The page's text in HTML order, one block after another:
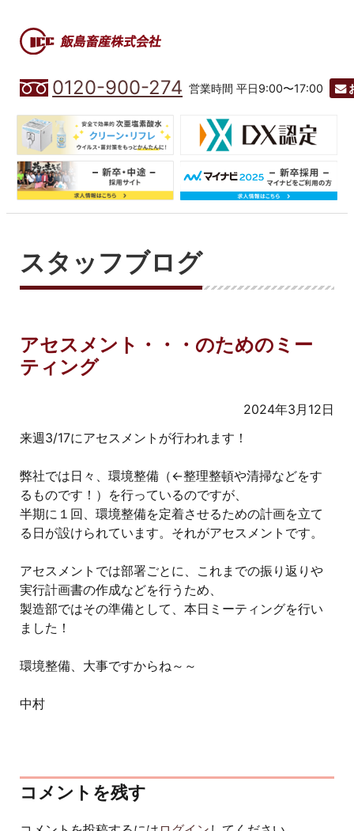
0120-900-274 営業時間 平日9:00〜17:00
スタッフブログ
アセスメント・・・のためのミー
ティング
2024年3月12日
来週3/17にアセスメントが行われます！
弊社では日々、環境整備（←整理整頓や清掃などをす
るものです！）を行っているのですが、
半期に１回、環境整備を定着させるための計画を立て
る日が設けられています。それがアセスメントです。
アセスメントでは部署ごとに、これまでの振り返りや
実行計画書の作成などを行うため、
製造部ではその準備として、本日ミーティングを行い
ました！
環境整備、大事ですからね～～
中村
コメントを残す